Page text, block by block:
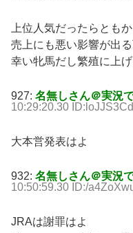
上位人気だったらとも
売上にも悪い影響が出
幸い牝馬だし繁殖に上
927: 名無しさん＠実況
10:29:20.30
大本営発表はよ
932: 名無しさん＠実況
10:50:59.30 ID:/
JRAは謝罪はよ